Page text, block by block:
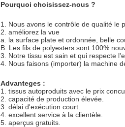
Pourquoi choisissez-nous ?
1. Nous avons le contrôle de qualité le
2. améliorez la vue
a. la surface plate et ordonnée, belle
B. Les fils de polyesters sont 100%
3. Notre tissu est sain et qui respecte
4. Nous faisons (importer) la machine
Advanteges :
1. tissus autoproduits avec le prix
2. capacité de production élevée.
3. délai d'exécution court.
4. excellent service à la clientèle.
5. aperçus gratuits.